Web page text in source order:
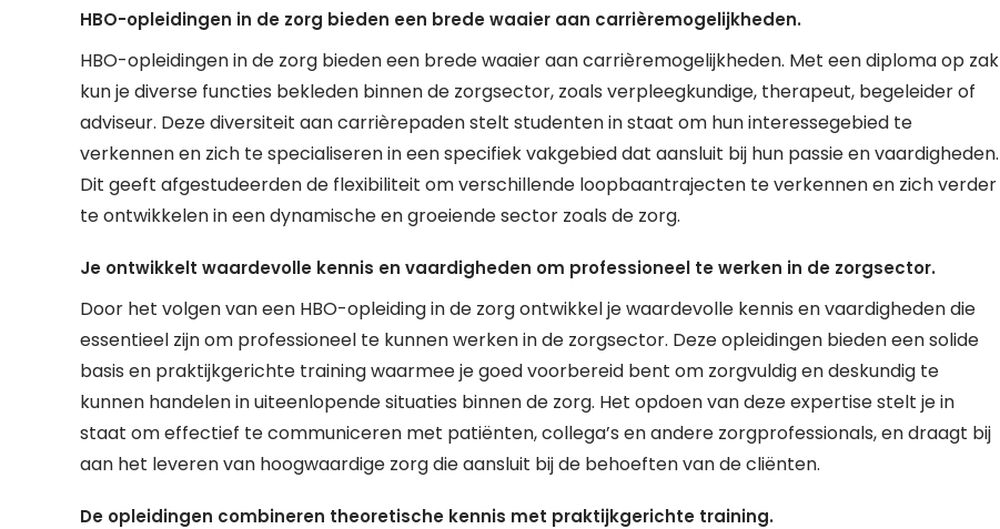
HBO-opleidingen in de zorg bieden een brede waaier aan carrièremogelijkheden.
HBO-opleidingen in de zorg bieden een brede waaier aan carrièremogelijkheden. Met een diploma op zak
kun je diverse functies bekleden binnen de zorgsector, zoals verpleegkundige, therapeut, begeleider of
adviseur. Deze diversiteit aan carrièrepaden stelt studenten in staat om hun interessegebied te
verkennen en zich te specialiseren in een specifiek vakgebied dat aansluit bij hun passie en vaardigheden.
Dit geeft afgestudeerden de flexibiliteit om verschillende loopbaantrajecten te verkennen en zich verder
te ontwikkelen in een dynamische en groeiende sector zoals de zorg.
Je ontwikkelt waardevolle kennis en vaardigheden om professioneel te werken in de zorgsector.
Door het volgen van een HBO-opleiding in de zorg ontwikkel je waardevolle kennis en vaardigheden die
essentieel zijn om professioneel te kunnen werken in de zorgsector. Deze opleidingen bieden een solide
basis en praktijkgerichte training waarmee je goed voorbereid bent om zorgvuldig en deskundig te
kunnen handelen in uiteenlopende situaties binnen de zorg. Het opdoen van deze expertise stelt je in
staat om effectief te communiceren met patiënten, collega’s en andere zorgprofessionals, en draagt bij
aan het leveren van hoogwaardige zorg die aansluit bij de behoeften van de cliënten.
De opleidingen combineren theoretische kennis met praktijkgerichte training.